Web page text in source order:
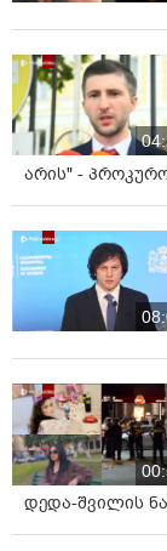
არის" -
დედა-შვილის